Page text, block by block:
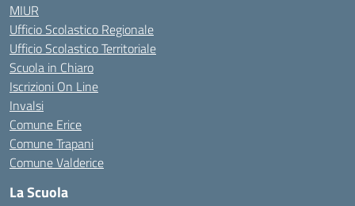
MIUR
Ufficio Scolastico Regionale
Ufficio Scolastico Territoriale
Scuola in Chiaro
Iscrizioni On Line
Invalsi
Comune Erice
Comune Trapani
Comune Valderice
La Scuola